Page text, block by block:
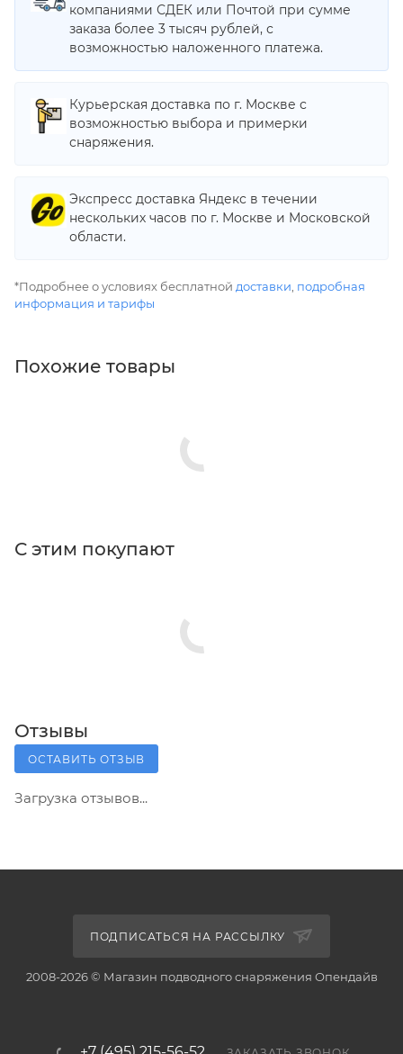
компаниями СДЕК или Почтой при сумме
заказа более 3 тысяч рублей, с
возможностью наложенного платежа.
Курьерская доставка по г. Москве с
возможностью выбора и примерки
снаряжения.
Экспресс доставка Яндекс в течении
нескольких часов по г. Москве и Московской
области.
*Подробнее о условиях бесплатной доставки подробная
информация и тарифы
Похожие товары
С этим покупают
Отзывы
ОСТАВИТЬ ОТЗЫВ
Загрузка отзывов...
ПОДПИСАТЬСЯ НА РАССЫЛКУ
2008-2026 © Магазин подводного снаряжения Опендайв